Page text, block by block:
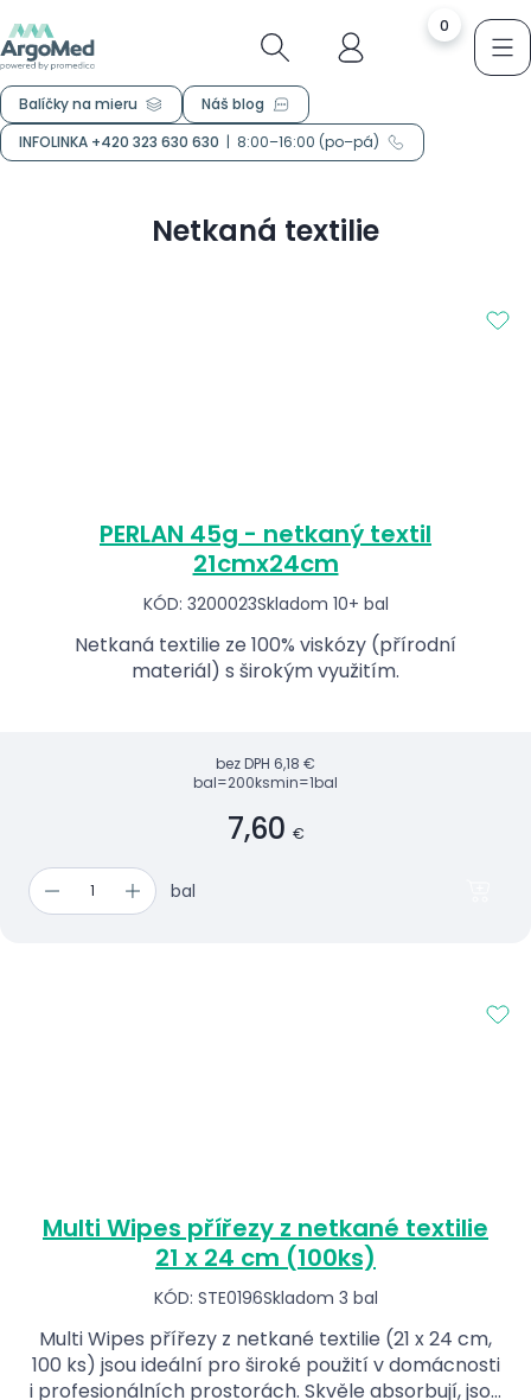
0
Balíčky na mieru
Náš blog
INFOLINKA +420 323 630 630 | 8:00–16:00 (po–pá)
Netkaná textilie
PERLAN 45g - netkaný textil
21cmx24cm
KÓD: 3200023Skladom 10+ bal
Netkaná textilie ze 100% viskózy (přírodní
materiál) s širokým využitím.
bez DPH 6,18 €
bal=200ksmin=1bal
7,60 €
bal
Multi Wipes přířezy z netkané textilie
21 x 24 cm (100ks)
KÓD: STE0196Skladom 3 bal
Multi Wipes přířezy z netkané textilie (21 x 24 cm,
100 ks) jsou ideální pro široké použití v domácnosti
i profesionálních prostorách. Skvěle absorbují, jsou